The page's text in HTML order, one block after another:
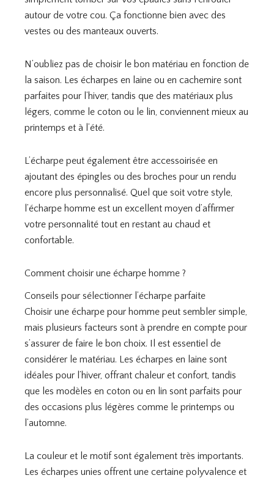
autour de votre cou. Ça fonctionne bien avec des
vestes ou des manteaux ouverts.
N’oubliez pas de choisir le bon matériau en fonction de
la saison. Les écharpes en laine ou en cachemire sont
parfaites pour l’hiver, tandis que des matériaux plus
légers, comme le coton ou le lin, conviennent mieux au
printemps et à l’été.
L’écharpe peut également être accessoirisée en
ajoutant des épingles ou des broches pour un rendu
encore plus personnalisé. Quel que soit votre style,
l’écharpe homme est un excellent moyen d’affirmer
votre personnalité tout en restant au chaud et
confortable.
Comment choisir une écharpe homme ?
Conseils pour sélectionner l’écharpe parfaite
Choisir une écharpe pour homme peut sembler simple,
mais plusieurs facteurs sont à prendre en compte pour
s’assurer de faire le bon choix. Il est essentiel de
considérer le matériau. Les écharpes en laine sont
idéales pour l’hiver, offrant chaleur et confort, tandis
que les modèles en coton ou en lin sont parfaits pour
des occasions plus légères comme le printemps ou
l’automne.
La couleur et le motif sont également très importants.
Les écharpes unies offrent une certaine polyvalence et